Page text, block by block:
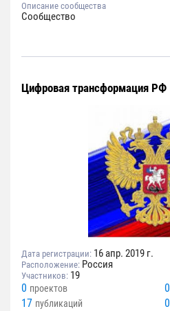
Описание сообщества
Сообщество
Цифровая трансформация РФ
Дата регистрации: 16 апр. 2019 г.
Расположение: Россия
Участников: 19
0 проектов 0
17 публикаций 0